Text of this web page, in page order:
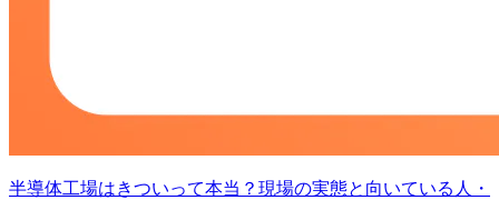
半導体工場はきついって本当？現場の実態と向いている人・